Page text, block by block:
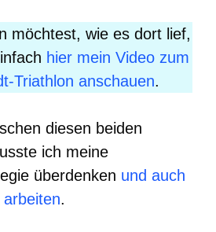
möchtest, wie es dort lief,
hier mein Video zum
Triathlon anschauen.
diesen beiden
ich meine
überdenken und auch
.